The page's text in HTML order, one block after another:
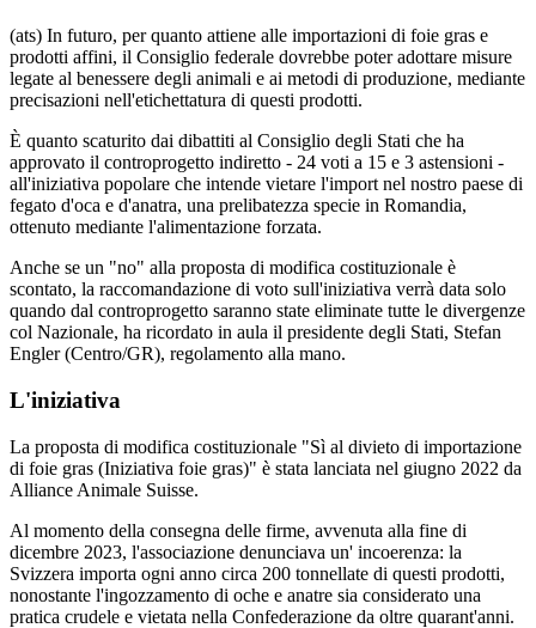
(ats) In futuro, per quanto attiene alle importazioni di foie gras e
prodotti affini, il Consiglio federale dovrebbe poter adottare misure
legate al benessere degli animali e ai metodi di produzione, mediante
precisazioni nell'etichettatura di questi prodotti.
È quanto scaturito dai dibattiti al Consiglio degli Stati che ha
approvato il controprogetto indiretto - 24 voti a 15 e 3 astensioni -
all'iniziativa popolare che intende vietare l'import nel nostro paese di
fegato d'oca e d'anatra, una prelibatezza specie in Romandia,
ottenuto mediante l'alimentazione forzata.
Anche se un "no" alla proposta di modifica costituzionale è
scontato, la raccomandazione di voto sull'iniziativa verrà data solo
quando dal controprogetto saranno state eliminate tutte le divergenze
col Nazionale, ha ricordato in aula il presidente degli Stati, Stefan
Engler (Centro/GR), regolamento alla mano.
L'iniziativa
La proposta di modifica costituzionale "Sì al divieto di importazione
di foie gras (Iniziativa foie gras)" è stata lanciata nel giugno 2022 da
Alliance Animale Suisse.
Al momento della consegna delle firme, avvenuta alla fine di
dicembre 2023, l'associazione denunciava un' incoerenza: la
Svizzera importa ogni anno circa 200 tonnellate di questi prodotti,
nonostante l'ingozzamento di oche e anatre sia considerato una
pratica crudele e vietata nella Confederazione da oltre quarant'anni.